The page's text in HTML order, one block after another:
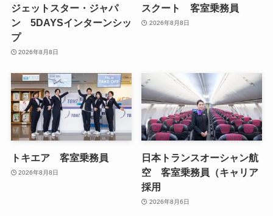
ジェットスター・ジャパ
ン 5DAYSインターンシッ
プ
2026年8月8日
スクート 客室乗務員
2026年8月8日
トキエア 客室乗務員
2026年8月8日
日本トランスオーシャン航
空 客室乗務員（キャリア
採用
2026年8月6日